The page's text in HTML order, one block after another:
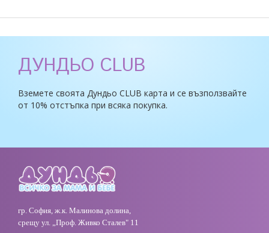
ДУНДЬО CLUB
Вземете своята Дундьо CLUB карта и се възползвайте
от 10% отстъпка при всяка покупка.
гр. София, ж.к. Малинова долина,
срещу ул. „Проф. Живко Сталев" 11